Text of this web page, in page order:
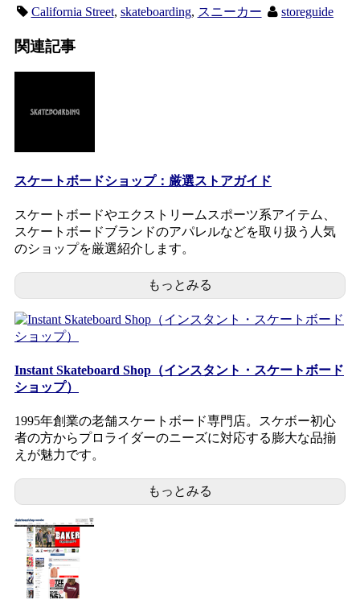
California Street, skateboarding, スニーカー storeguide
関連記事
スケートボードショップ：厳選ストアガイド
スケートボードやエクストリームスポーツ系アイテム、
スケートボードブランドのアパレルなどを取り扱う人気
のショップを厳選紹介します。
もっとみる
Instant Skateboard Shop（インスタント・スケートボード
ショップ）
1995年創業の老舗スケートボード専門店。スケボー初心
者の方からプロライダーのニーズに対応する膨大な品揃
えが魅力です。
もっとみる